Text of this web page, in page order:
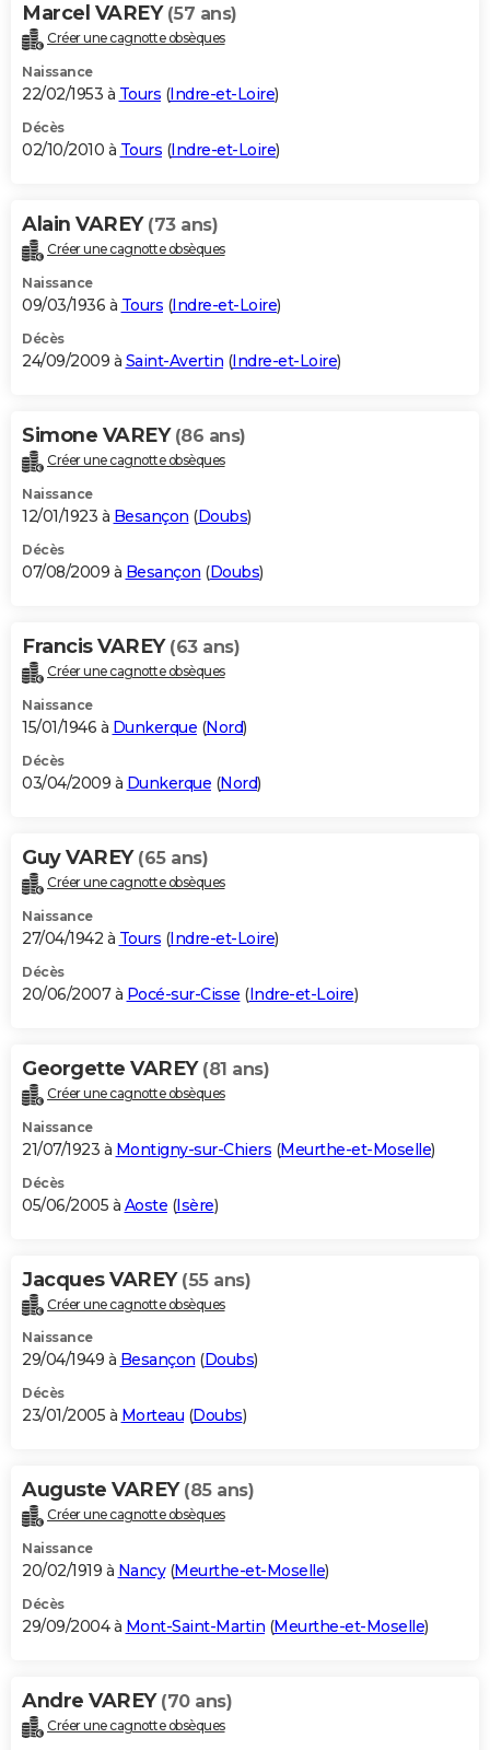
Marcel VAREY (57 ans)
Créer une cagnotte obsèques
Naissance
22/02/1953 à Tours (Indre-et-Loire)
Décès
02/10/2010 à Tours (Indre-et-Loire)
Alain VAREY (73 ans)
Créer une cagnotte obsèques
Naissance
09/03/1936 à Tours (Indre-et-Loire)
Décès
24/09/2009 à Saint-Avertin (Indre-et-Loire)
Simone VAREY (86 ans)
Créer une cagnotte obsèques
Naissance
12/01/1923 à Besançon (Doubs)
Décès
07/08/2009 à Besançon (Doubs)
Francis VAREY (63 ans)
Créer une cagnotte obsèques
Naissance
15/01/1946 à Dunkerque (Nord)
Décès
03/04/2009 à Dunkerque (Nord)
Guy VAREY (65 ans)
Créer une cagnotte obsèques
Naissance
27/04/1942 à Tours (Indre-et-Loire)
Décès
20/06/2007 à Pocé-sur-Cisse (Indre-et-Loire)
Georgette VAREY (81 ans)
Créer une cagnotte obsèques
Naissance
21/07/1923 à Montigny-sur-Chiers (Meurthe-et-Moselle)
Décès
05/06/2005 à Aoste (Isère)
Jacques VAREY (55 ans)
Créer une cagnotte obsèques
Naissance
29/04/1949 à Besançon (Doubs)
Décès
23/01/2005 à Morteau (Doubs)
Auguste VAREY (85 ans)
Créer une cagnotte obsèques
Naissance
20/02/1919 à Nancy(Meurthe-et-Moselle)
Décès
29/09/2004 à Mont-Saint-Martin (Meurthe-et-Moselle)
Andre VAREY (70 ans)
Créer une cagnotte obsèques